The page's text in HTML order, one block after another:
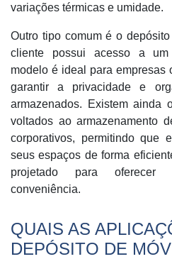
variações térmicas e umidade.
Outro tipo comum é o
cliente possui acesso a
modelo é ideal para empresas
garantir a privacidade e
armazenados. Existem ainda
voltados ao armazenamento
corporativos, permitindo que
seus espaços de forma
projetado para oferecer
conveniência.
QUAIS AS
DEPÓSITO DE